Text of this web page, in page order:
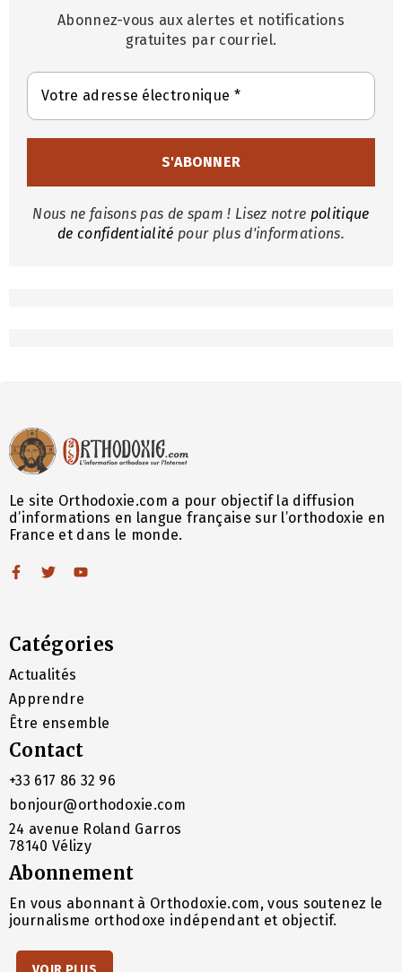
Abonnez-vous aux alertes et notifications
gratuites par courriel.
Nous ne faisons pas de spam ! Lisez notre politique
de confidentialité pour plus d'informations.
Le site Orthodoxie.com a pour objectif la diffusion
d’informations en langue française sur l’orthodoxie en
France et dans le monde.
Catégories
Actualités
Apprendre
Être ensemble
Contact
+33 617 86 32 96
bonjour@orthodoxie.com
24 avenue Roland Garros
78140 Vélizy
Abonnement
En vous abonnant à Orthodoxie.com, vous soutenez le
journalisme orthodoxe indépendant et objectif.